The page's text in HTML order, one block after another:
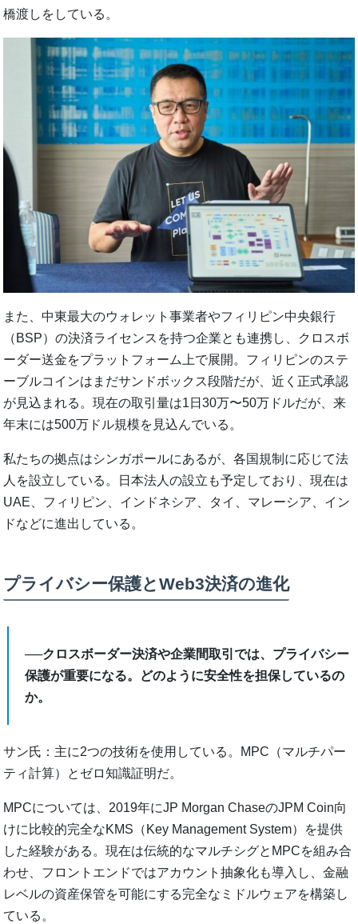
橋渡しをしている。
また、中東最大のウォレット事業者やフィリピン中央銀行
（BSP）の決済ライセンスを持つ企業とも連携し、クロスボ
ーダー送金をプラットフォーム上で展開。フィリピンのステ
ーブルコインはまだサンドボックス段階だが、近く正式承認
が見込まれる。現在の取引量は1日30万〜50万ドルだが、来
年末には500万ドル規模を見込んでいる。
私たちの拠点はシンガポールにあるが、各国規制に応じて法
人を設立している。日本法人の設立も予定しており、現在は
UAE、フィリピン、インドネシア、タイ、マレーシア、イン
ドなどに進出している。
プライバシー保護とWeb3決済の進化
──クロスボーダー決済や企業間取引では、プライバシー
保護が重要になる。どのように安全性を担保しているの
か。
サン氏：主に2つの技術を使用している。MPC（マルチパー
ティ計算）とゼロ知識証明だ。
MPCについては、2019年にJP Morgan ChaseのJPM Coin向
けに比較的完全なKMS（Key Management System）を提供
した経験がある。現在は伝統的なマルチシグとMPCを組み合
わせ、フロントエンドではアカウント抽象化も導入し、金融
レベルの資産保管を可能にする完全なミドルウェアを構築し
ている。